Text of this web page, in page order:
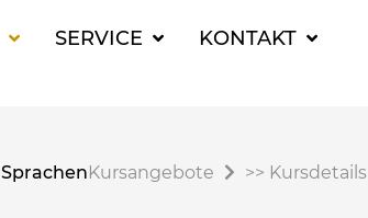
SERVICE KONTAKT
SprachenKursangebote >> Kursdetails